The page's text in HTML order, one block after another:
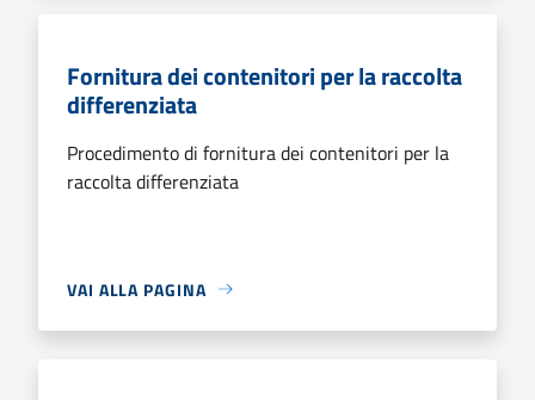
Fornitura dei contenitori per la raccolta
differenziata
Procedimento di fornitura dei contenitori per la
raccolta differenziata
VAI ALLA PAGINA